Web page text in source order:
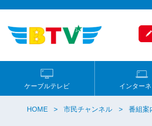
ケーブルテレビ インターネ
HOME 市民チャンネル 番組案